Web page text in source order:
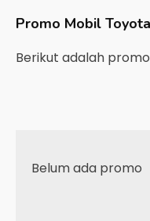
Promo Mobil Toyota
Berikut adalah
Belum ada promo